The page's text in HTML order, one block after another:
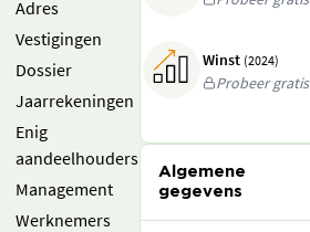
Adres
Vestigingen
Dossier
Jaarrekeningen
Enig
aandeelhouders
Management
Werknemers
Winst (2024)
Probeer gratis
Algemene
gegevens